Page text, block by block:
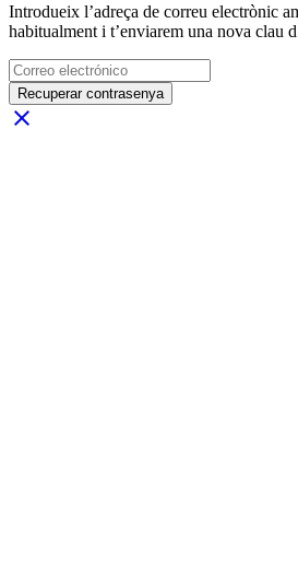
Introdueix l’adreça de correu electrònic
habitualment i t’enviarem una nova clau
Recuperar contrasenya
close